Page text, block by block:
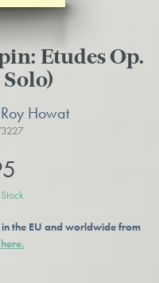
Etudes Op.
Howat
the EU and worldwide from